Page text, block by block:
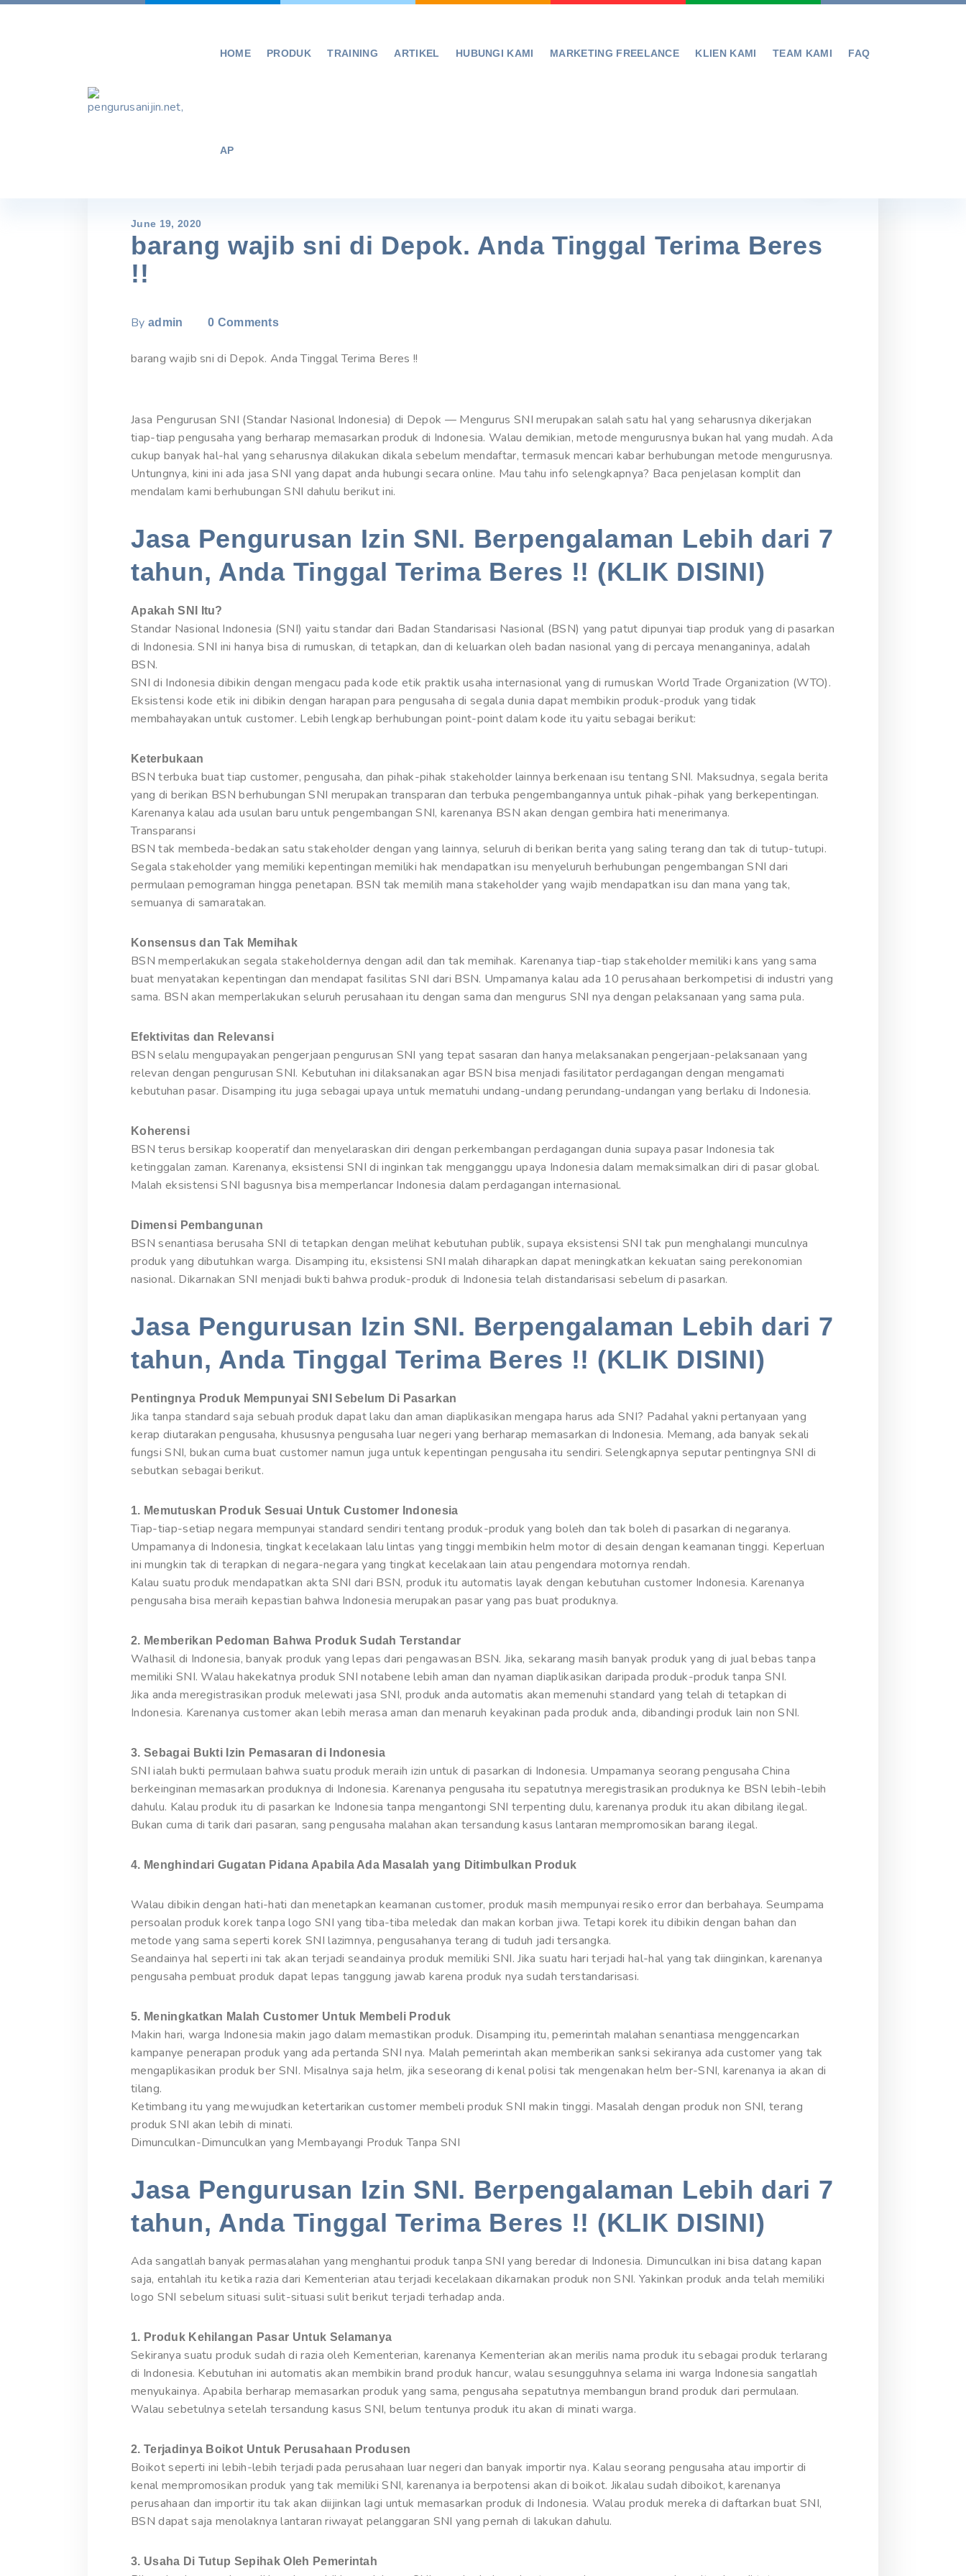
Skip
HOME PRODUK TRAINING ARTIKEL HUBUNGI KAMI MARKETING FREELANCE KLIEN KAMI TEAM KAMI FAQ
AP
June 19, 2020
barang wajib sni di Depok. Anda Tinggal Terima Beres
!!
By admin 0 Comments
barang wajib sni di Depok. Anda Tinggal Terima Beres !!
Jasa Pengurusan SNI (Standar Nasional Indonesia) di Depok — Mengurus SNI merupakan salah satu hal yang seharusnya dikerjakan
tiap-tiap pengusaha yang berharap memasarkan produk di Indonesia. Walau demikian, metode mengurusnya bukan hal yang mudah. Ada
cukup banyak hal-hal yang seharusnya dilakukan dikala sebelum mendaftar, termasuk mencari kabar berhubungan metode mengurusnya.
Untungnya, kini ini ada jasa SNI yang dapat anda hubungi secara online. Mau tahu info selengkapnya? Baca penjelasan komplit dan
mendalam kami berhubungan SNI dahulu berikut ini.
Jasa Pengurusan Izin SNI. Berpengalaman Lebih dari 7
tahun, Anda Tinggal Terima Beres !! (KLIK DISINI)
Apakah SNI Itu?
Standar Nasional Indonesia (SNI) yaitu standar dari Badan Standarisasi Nasional (BSN) yang patut dipunyai tiap produk yang di pasarkan
di Indonesia. SNI ini hanya bisa di rumuskan, di tetapkan, dan di keluarkan oleh badan nasional yang di percaya menanganinya, adalah
BSN.
SNI di Indonesia dibikin dengan mengacu pada kode etik praktik usaha internasional yang di rumuskan World Trade Organization (WTO).
Eksistensi kode etik ini dibikin dengan harapan para pengusaha di segala dunia dapat membikin produk-produk yang tidak
membahayakan untuk customer. Lebih lengkap berhubungan point-point dalam kode itu yaitu sebagai berikut:
Keterbukaan
BSN terbuka buat tiap customer, pengusaha, dan pihak-pihak stakeholder lainnya berkenaan isu tentang SNI. Maksudnya, segala berita
yang di berikan BSN berhubungan SNI merupakan transparan dan terbuka pengembangannya untuk pihak-pihak yang berkepentingan.
Karenanya kalau ada usulan baru untuk pengembangan SNI, karenanya BSN akan dengan gembira hati menerimanya.
Transparansi
BSN tak membeda-bedakan satu stakeholder dengan yang lainnya, seluruh di berikan berita yang saling terang dan tak di tutup-tutupi.
Segala stakeholder yang memiliki kepentingan memiliki hak mendapatkan isu menyeluruh berhubungan pengembangan SNI dari
permulaan pemograman hingga penetapan. BSN tak memilih mana stakeholder yang wajib mendapatkan isu dan mana yang tak,
semuanya di samaratakan.
Konsensus dan Tak Memihak
BSN memperlakukan segala stakeholdernya dengan adil dan tak memihak. Karenanya tiap-tiap stakeholder memiliki kans yang sama
buat menyatakan kepentingan dan mendapat fasilitas SNI dari BSN. Umpamanya kalau ada 10 perusahaan berkompetisi di industri yang
sama. BSN akan memperlakukan seluruh perusahaan itu dengan sama dan mengurus SNI nya dengan pelaksanaan yang sama pula.
Efektivitas dan Relevansi
BSN selalu mengupayakan pengerjaan pengurusan SNI yang tepat sasaran dan hanya melaksanakan pengerjaan-pelaksanaan yang
relevan dengan pengurusan SNI. Kebutuhan ini dilaksanakan agar BSN bisa menjadi fasilitator perdagangan dengan mengamati
kebutuhan pasar. Disamping itu juga sebagai upaya untuk mematuhi undang-undang perundang-undangan yang berlaku di Indonesia.
Koherensi
BSN terus bersikap kooperatif dan menyelaraskan diri dengan perkembangan perdagangan dunia supaya pasar Indonesia tak
ketinggalan zaman. Karenanya, eksistensi SNI di inginkan tak mengganggu upaya Indonesia dalam memaksimalkan diri di pasar global.
Malah eksistensi SNI bagusnya bisa memperlancar Indonesia dalam perdagangan internasional.
Dimensi Pembangunan
BSN senantiasa berusaha SNI di tetapkan dengan melihat kebutuhan publik, supaya eksistensi SNI tak pun menghalangi munculnya
produk yang dibutuhkan warga. Disamping itu, eksistensi SNI malah diharapkan dapat meningkatkan kekuatan saing perekonomian
nasional. Dikarnakan SNI menjadi bukti bahwa produk-produk di Indonesia telah distandarisasi sebelum di pasarkan.
Jasa Pengurusan Izin SNI. Berpengalaman Lebih dari 7
tahun, Anda Tinggal Terima Beres !! (KLIK DISINI)
Pentingnya Produk Mempunyai SNI Sebelum Di Pasarkan
Jika tanpa standard saja sebuah produk dapat laku dan aman diaplikasikan mengapa harus ada SNI? Padahal yakni pertanyaan yang
kerap diutarakan pengusaha, khususnya pengusaha luar negeri yang berharap memasarkan di Indonesia. Memang, ada banyak sekali
fungsi SNI, bukan cuma buat customer namun juga untuk kepentingan pengusaha itu sendiri. Selengkapnya seputar pentingnya SNI di
sebutkan sebagai berikut.
1. Memutuskan Produk Sesuai Untuk Customer Indonesia
Tiap-tiap-setiap negara mempunyai standard sendiri tentang produk-produk yang boleh dan tak boleh di pasarkan di negaranya.
Umpamanya di Indonesia, tingkat kecelakaan lalu lintas yang tinggi membikin helm motor di desain dengan keamanan tinggi. Keperluan
ini mungkin tak di terapkan di negara-negara yang tingkat kecelakaan lain atau pengendara motornya rendah.
Kalau suatu produk mendapatkan akta SNI dari BSN, produk itu automatis layak dengan kebutuhan customer Indonesia. Karenanya
pengusaha bisa meraih kepastian bahwa Indonesia merupakan pasar yang pas buat produknya.
2. Memberikan Pedoman Bahwa Produk Sudah Terstandar
Walhasil di Indonesia, banyak produk yang lepas dari pengawasan BSN. Jika, sekarang masih banyak produk yang di jual bebas tanpa
memiliki SNI. Walau hakekatnya produk SNI notabene lebih aman dan nyaman diaplikasikan daripada produk-produk tanpa SNI.
Jika anda meregistrasikan produk melewati jasa SNI, produk anda automatis akan memenuhi standard yang telah di tetapkan di
Indonesia. Karenanya customer akan lebih merasa aman dan menaruh keyakinan pada produk anda, dibandingi produk lain non SNI.
3. Sebagai Bukti Izin Pemasaran di Indonesia
SNI ialah bukti permulaan bahwa suatu produk meraih izin untuk di pasarkan di Indonesia. Umpamanya seorang pengusaha China
berkeinginan memasarkan produknya di Indonesia. Karenanya pengusaha itu sepatutnya meregistrasikan produknya ke BSN lebih-lebih
dahulu. Kalau produk itu di pasarkan ke Indonesia tanpa mengantongi SNI terpenting dulu, karenanya produk itu akan dibilang ilegal.
Bukan cuma di tarik dari pasaran, sang pengusaha malahan akan tersandung kasus lantaran mempromosikan barang ilegal.
4. Menghindari Gugatan Pidana Apabila Ada Masalah yang Ditimbulkan Produk
Walau dibikin dengan hati-hati dan menetapkan keamanan customer, produk masih mempunyai resiko error dan berbahaya. Seumpama
persoalan produk korek tanpa logo SNI yang tiba-tiba meledak dan makan korban jiwa. Tetapi korek itu dibikin dengan bahan dan
metode yang sama seperti korek SNI lazimnya, pengusahanya terang di tuduh jadi tersangka.
Seandainya hal seperti ini tak akan terjadi seandainya produk memiliki SNI. Jika suatu hari terjadi hal-hal yang tak diinginkan, karenanya
pengusaha pembuat produk dapat lepas tanggung jawab karena produk nya sudah terstandarisasi.
5. Meningkatkan Malah Customer Untuk Membeli Produk
Makin hari, warga Indonesia makin jago dalam memastikan produk. Disamping itu, pemerintah malahan senantiasa menggencarkan
kampanye penerapan produk yang ada pertanda SNI nya. Malah pemerintah akan memberikan sanksi sekiranya ada customer yang tak
mengaplikasikan produk ber SNI. Misalnya saja helm, jika seseorang di kenal polisi tak mengenakan helm ber-SNI, karenanya ia akan di
tilang.
Ketimbang itu yang mewujudkan ketertarikan customer membeli produk SNI makin tinggi. Masalah dengan produk non SNI, terang
produk SNI akan lebih di minati.
Dimunculkan-Dimunculkan yang Membayangi Produk Tanpa SNI
Jasa Pengurusan Izin SNI. Berpengalaman Lebih dari 7
tahun, Anda Tinggal Terima Beres !! (KLIK DISINI)
Ada sangatlah banyak permasalahan yang menghantui produk tanpa SNI yang beredar di Indonesia. Dimunculkan ini bisa datang kapan
saja, entahlah itu ketika razia dari Kementerian atau terjadi kecelakaan dikarnakan produk non SNI. Yakinkan produk anda telah memiliki
logo SNI sebelum situasi sulit-situasi sulit berikut terjadi terhadap anda.
1. Produk Kehilangan Pasar Untuk Selamanya
Sekiranya suatu produk sudah di razia oleh Kementerian, karenanya Kementerian akan merilis nama produk itu sebagai produk terlarang
di Indonesia. Kebutuhan ini automatis akan membikin brand produk hancur, walau sesungguhnya selama ini warga Indonesia sangatlah
menyukainya. Apabila berharap memasarkan produk yang sama, pengusaha sepatutnya membangun brand produk dari permulaan.
Walau sebetulnya setelah tersandung kasus SNI, belum tentunya produk itu akan di minati warga.
2. Terjadinya Boikot Untuk Perusahaan Produsen
Boikot seperti ini lebih-lebih terjadi pada perusahaan luar negeri dan banyak importir nya. Kalau seorang pengusaha atau importir di
kenal mempromosikan produk yang tak memiliki SNI, karenanya ia berpotensi akan di boikot. Jikalau sudah diboikot, karenanya
perusahaan dan importir itu tak akan diijinkan lagi untuk memasarkan produk di Indonesia. Walau produk mereka di daftarkan buat SNI,
BSN dapat saja menolaknya lantaran riwayat pelanggaran SNI yang pernah di lakukan dahulu.
3. Usaha Di Tutup Sepihak Oleh Pemerintah